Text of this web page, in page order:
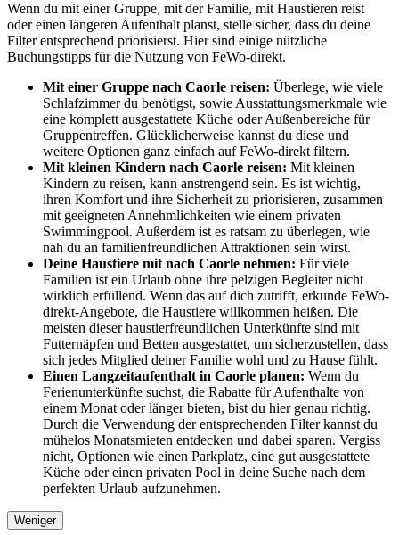
Wenn du mit einer Gruppe, mit der Familie, mit Haustieren reist
oder einen längeren Aufenthalt planst, stelle sicher, dass du deine
Filter entsprechend priorisierst. Hier sind einige nützliche
Buchungstipps für die Nutzung von FeWo-direkt.
Mit einer Gruppe nach Caorle reisen: Überlege, wie viele
Schlafzimmer du benötigst, sowie Ausstattungsmerkmale wie
eine komplett ausgestattete Küche oder Außenbereiche für
Gruppentreffen. Glücklicherweise kannst du diese und
weitere Optionen ganz einfach auf FeWo-direkt filtern.
Mit kleinen Kindern nach Caorle reisen: Mit kleinen
Kindern zu reisen, kann anstrengend sein. Es ist wichtig,
ihren Komfort und ihre Sicherheit zu priorisieren, zusammen
mit geeigneten Annehmlichkeiten wie einem privaten
Swimmingpool. Außerdem ist es ratsam zu überlegen, wie
nah du an familienfreundlichen Attraktionen sein wirst.
Deine Haustiere mit nach Caorle nehmen: Für viele
Familien ist ein Urlaub ohne ihre pelzigen Begleiter nicht
wirklich erfüllend. Wenn das auf dich zutrifft, erkunde FeWo-
direkt-Angebote, die Haustiere willkommen heißen. Die
meisten dieser haustierfreundlichen Unterkünfte sind mit
Futternäpfen und Betten ausgestattet, um sicherzustellen, dass
sich jedes Mitglied deiner Familie wohl und zu Hause fühlt.
Einen Langzeitaufenthalt in Caorle planen: Wenn du
Ferienunterkünfte suchst, die Rabatte für Aufenthalte von
einem Monat oder länger bieten, bist du hier genau richtig.
Durch die Verwendung der entsprechenden Filter kannst du
mühelos Monatsmieten entdecken und dabei sparen. Vergiss
nicht, Optionen wie einen Parkplatz, eine gut ausgestattete
Küche oder einen privaten Pool in deine Suche nach dem
perfekten Urlaub aufzunehmen.
Weniger